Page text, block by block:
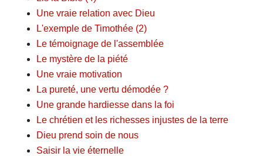
Une vraie relation avec Dieu
L'exemple de Timothée (2)
Le témoignage de l'assemblée
Le mystère de la piété
Une vraie motivation
La pureté, une vertu démodée ?
Une grande hardiesse dans la foi
Le chrétien et les richesses injustes de la terre
Dieu prend soin de nous
Saisir la vie éternelle